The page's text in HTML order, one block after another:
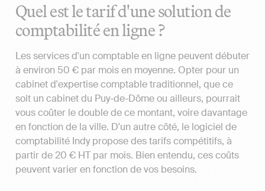
Quel est le tarif d'une solution de
comptabilité en ligne ?
Les services d'un comptable en ligne peuvent débuter
à environ 50 € par mois en moyenne. Opter pour un
cabinet d'expertise comptable traditionnel, que ce
soit un cabinet du Puy-de-Dôme ou ailleurs, pourrait
vous coûter le double de ce montant, voire davantage
en fonction de la ville. D'un autre côté, le logiciel de
comptabilité Indy propose des tarifs compétitifs, à
partir de 20 € HT par mois. Bien entendu, ces coûts
peuvent varier en fonction de vos besoins.